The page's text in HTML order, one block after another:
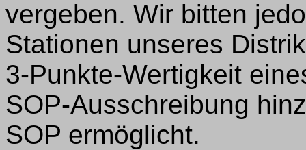
vergeben. Wir bitten
Stationen unseres
3-Punkte-Wertigkeit
SOP-Ausschreibung
SOP ermöglicht.